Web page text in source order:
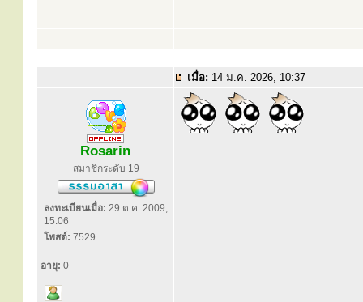
เมื่อ: 14 ม.ค. 2026, 10:37
Rosarin
สมาชิกระดับ 19
ลงทะเบียนเมื่อ: 29 ต.ค. 2009,
15:06
โพสต์: 7529
อายุ: 0